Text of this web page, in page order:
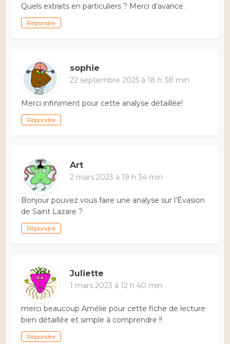
Quels extraits en particuliers ? Merci d’avance.
Répondre
sophie
22 septembre 2025 à 18 h 38 min
Merci infiniment pour cette analyse détaillée!
Répondre
Art
2 mars 2023 à 19 h 34 min
Bonjour pouvez vous faire une analyse sur l’Évasion
de Saint Lazare ?
Répondre
Juliette
1 mars 2023 à 12 h 40 min
merci beaucoup Amélie pour cette fiche de lecture
bien détaillée et simple à comprendre !!
Répondre